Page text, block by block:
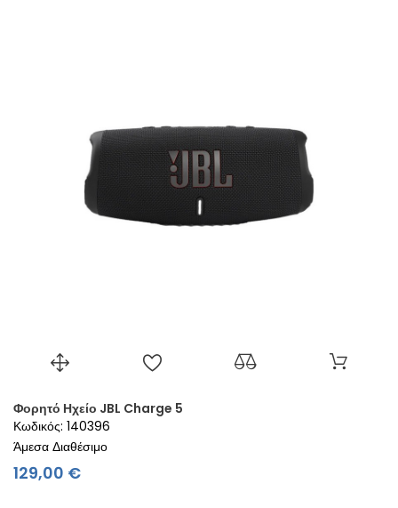
Φορητό Ηχείο JBL Charge 5
Κωδικός: 140396
Άμεσα Διαθέσιμο
129,00 €Τιμή